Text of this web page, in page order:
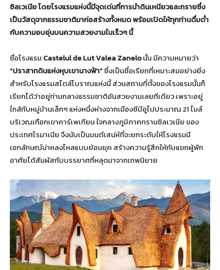
ซิลเวเนีย โดยโรงแรมแห่งนี้มีจุดเด่นที่การนำดินเหนียวและทรายซึ่ง
เป็นวัสดุจากธรรมชาติมาก่อสร้างทั้งหมด พร้อมเปิดให้ทุกท่านดื่มด่ำ
กับความอบอุ่นบนความสวยงามในเร็วๆ นี้
ชื่อโรงแรม Castelul de Lut Valea Zaneloนั้น มีความหมายว่า
“ปราสาทดินแห่งหุบเขานางฟ้า”ซึ่งเป็นชื่อเรียกที่เหมาะสมอย่างยิ่ง
สำหรับโรงแรมสไตล์โบราณแห่งนี้ ส่วนสถานที่ตั้งของโรงแรมนั้นก็
เรียกได้ว่าอยู่ท่ามกลางธรรมชาติอันสวยงามเลยทีเดียว เพราะอยู่
ใกล้กับหมู่บ้านเล็กๆ แห่งหนึ่งห่างจากเมืองซีบีอูไปประมาณ 21 ไมล์
บริเวณเทือกเขาคาร์เพเทียน ใจกลางภูมิภาคทรานซิลเวเนีย ของ
ประเทศโรมาเนีย จึงนับเป็นมนต์เสน่ห์ที่จะยกระดับให้โรงแรมมี
เอกลักษณ์น่าหลงไหลแบบย้อนยุค สร้างความรู้สึกให้กับแขกผู้พัก
อาศัยได้สัมผัสกับบรรยาศที่หลุดมาจากเทพนิยาย